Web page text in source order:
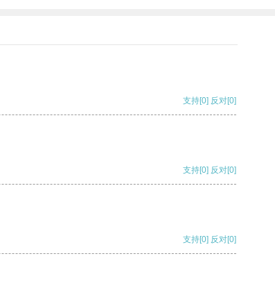
支持[0] 反对[0]
支持[0] 反对[0]
支持[0] 反对[0]